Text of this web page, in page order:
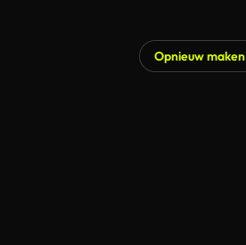
Opnieuw maken